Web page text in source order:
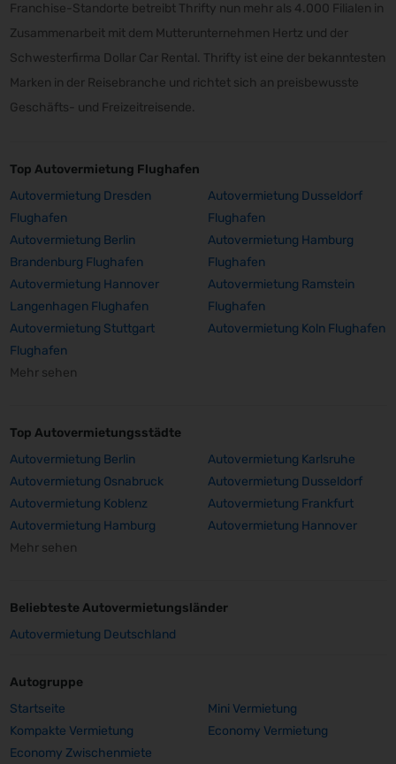
Franchise-Standorte betreibt Thrifty nun mehr als 4.000 Filialen in
Zusammenarbeit mit dem Mutterunternehmen Hertz und der
Schwesterfirma Dollar Car Rental. Thrifty ist eine der bekanntesten
Marken in der Reisebranche und richtet sich an preisbewusste
Geschäfts- und Freizeitreisende.
Top Autovermietung Flughafen
Autovermietung Dresden
Flughafen
Autovermietung Dusseldorf
Flughafen
Autovermietung Berlin
Brandenburg Flughafen
Autovermietung Hamburg
Flughafen
Autovermietung Hannover
Langenhagen Flughafen
Autovermietung Ramstein
Flughafen
Autovermietung Stuttgart
Flughafen
Autovermietung Koln Flughafen
Mehr sehen
Top Autovermietungsstädte
Autovermietung Berlin
Autovermietung Karlsruhe
Autovermietung Osnabruck
Autovermietung Dusseldorf
Autovermietung Koblenz
Autovermietung Frankfurt
Autovermietung Hamburg
Autovermietung Hannover
Mehr sehen
Beliebteste Autovermietungsländer
Autovermietung Deutschland
Autogruppe
Startseite
Mini Vermietung
Kompakte Vermietung
Economy Vermietung
Economy Zwischenmiete